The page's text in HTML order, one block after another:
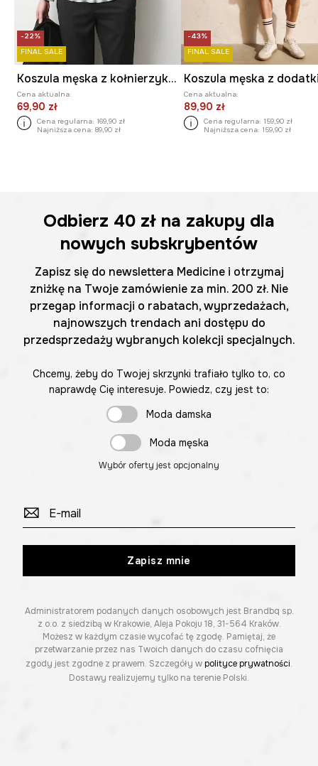
-22%
FINAL SALE
Koszula męska z kołnierzykiem klasycznym w kratę
Cena aktualna:
69,90 zł
Cena regularna: 169,90 zł
Najniższa cena: 89,90 zł
-43%
FINAL SALE
Cena aktualna:
89,90 zł
Cena regularna: 159,90 zł
Najniższa cena: 159,90 zł
Odbierz 40 zł na zakupy dla
nowych subskrybentów
Zapisz się do newslettera Medicine i otrzymaj
zniżkę na Twoje zamówienie za min. 200 zł. Nie
przegap informacji o rabatach, wyprzedażach,
najnowszych trendach ani dostępu do
przedsprzedaży wybranych kolekcji specjalnych.
Chcemy, żeby do Twojej skrzynki trafiało tylko to, co
naprawdę Cię interesuje. Powiedz, czy jest to:
Moda damska
Moda męska
Wybór oferty jest opcjonalny
Zapisz mnie
Administratorem podanych danych osobowych jest Brandbq sp.
z o.o. z siedzibą w Krakowie, Aleja Pokoju 18, 31-564 Kraków.
Możesz w każdym czasie wycofać tę zgodę. Pamiętaj, że
przetwarzanie przez nas Twoich danych do czasu cofnięcia
zgody jest zgodne z prawem. Szczegóły w polityce prywatności.
Dostawy realizujemy tylko na terenie Polski.